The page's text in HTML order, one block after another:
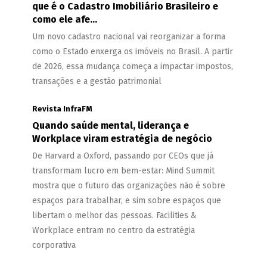
que é o Cadastro Imobiliário Brasileiro e
como ele afe...
Um novo cadastro nacional vai reorganizar a forma
como o Estado enxerga os imóveis no Brasil. A partir
de 2026, essa mudança começa a impactar impostos,
transações e a gestão patrimonial
Revista InfraFM
Quando saúde mental, liderança e
Workplace viram estratégia de negócio
De Harvard a Oxford, passando por CEOs que já
transformam lucro em bem-estar: Mind Summit
mostra que o futuro das organizações não é sobre
espaços para trabalhar, e sim sobre espaços que
libertam o melhor das pessoas. Facilities &
Workplace entram no centro da estratégia
corporativa